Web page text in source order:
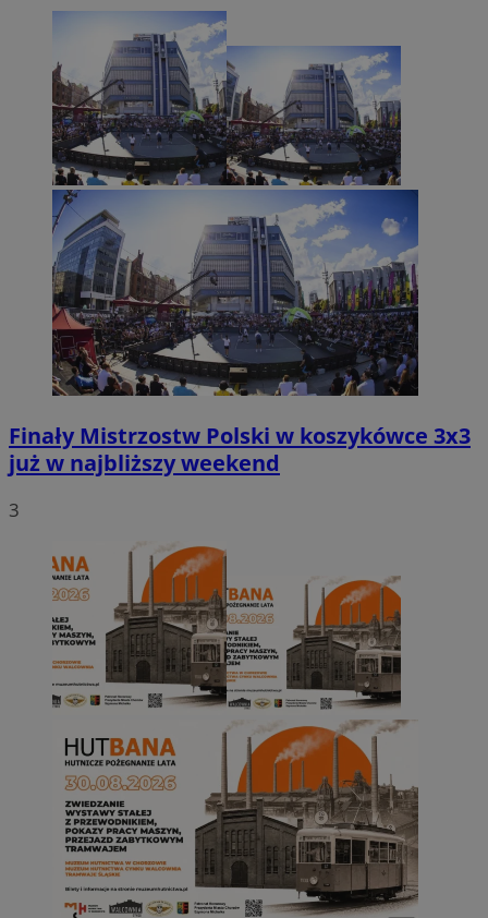
Finały Mistrzostw Polski w koszykówce 3x3
już w najbliższy weekend
3